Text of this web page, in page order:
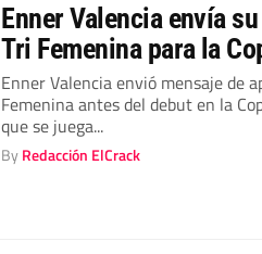
Enner Valencia envía
Tri Femenina para la
Enner Valencia envió mensaje de
Femenina antes del debut en la
que se juega...
ByRedacción ElCrack